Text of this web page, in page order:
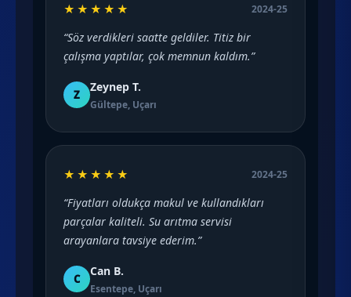
★★★★★ 2024-25
“Söz verdikleri saatte geldiler. Titiz bir
çalışma yaptılar, çok memnun kaldım.”
Z
Zeynep T.
Gültepe, Uçarı
★★★★★ 2024-25
“Fiyatları oldukça makul ve kullandıkları
parçalar kaliteli. Su arıtma servisi
arayanlara tavsiye ederim.”
C
Can B.
Esentepe, Uçarı